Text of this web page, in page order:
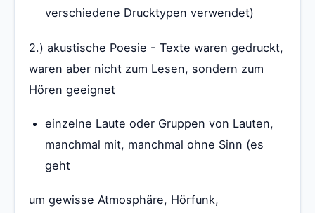
verschiedene Drucktypen verwendet)
2.) akustische Poesie - Texte waren gedruckt,
waren aber nicht zum Lesen, sondern zum
Hören geeignet
einzelne Laute oder Gruppen von Lauten,
manchmal mit, manchmal ohne Sinn (es
geht
um gewisse Atmosphäre, Hörfunk,